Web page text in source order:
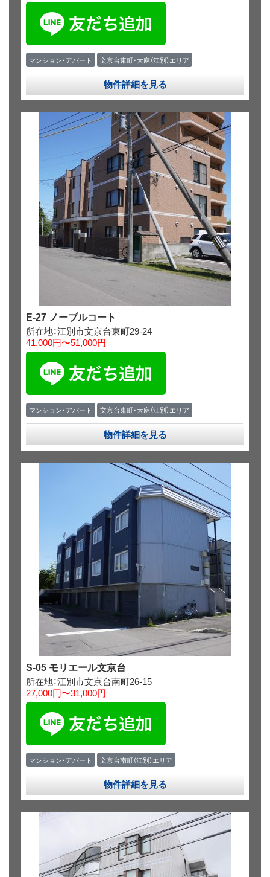
マンション・アパート 文京台東町・大麻（江別）エリア
物件詳細を見る
E-27 ノーブルコート
所在地：江別市文京台東町29-24
41,000円〜51,000円
マンション・アパート 文京台東町・大麻（江別）エリア
物件詳細を見る
S-05 モリエール文京台
所在地：江別市文京台南町26-15
27,000円〜31,000円
マンション・アパート 文京台南町（江別）エリア
物件詳細を見る